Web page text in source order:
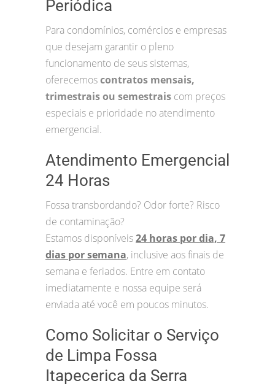
Periódica
Para condomínios, comércios e empresas
que desejam garantir o pleno
funcionamento de seus sistemas,
oferecemoscontratos mensais,
trimestrais ou semestrais com preços
especiais e prioridade no atendimento
emergencial.
Atendimento Emergencial
24 Horas
Fossa transbordando? Odor forte? Risco
de contaminação?
Estamos disponíveis24 horas por dia, 7
dias por semana, inclusive aos finais de
semana e feriados. Entre em contato
imediatamente e nossa equipe será
enviada até você em poucos minutos.
Como Solicitar o Serviço
de Limpa Fossa
Itapecerica da Serra